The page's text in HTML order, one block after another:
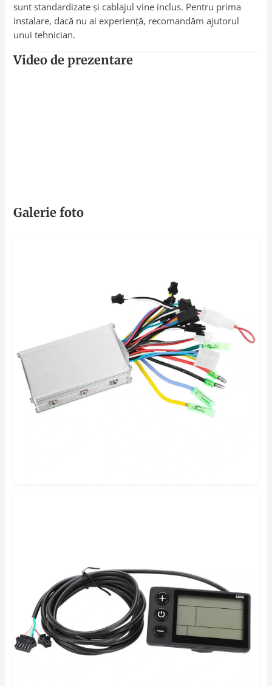
sunt standardizate și cablajul vine inclus. Pentru prima
instalare, dacă nu ai experiență, recomandăm ajutorul
unui tehnician.
Video de prezentare
Galerie foto